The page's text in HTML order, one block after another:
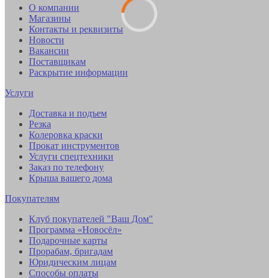
О компании
Магазины
Контакты и реквизиты
Новости
Вакансии
Поставщикам
Раскрытие информации
Услуги
Доставка и подъем
Резка
Колеровка краски
Прокат инструментов
Услуги спецтехники
Заказ по телефону
Крыша вашего дома
Покупателям
Клуб покупателей "Ваш Дом"
Программа «Новосёл»
Подарочные карты
Прорабам, бригадам
Юридическим лицам
Способы оплаты